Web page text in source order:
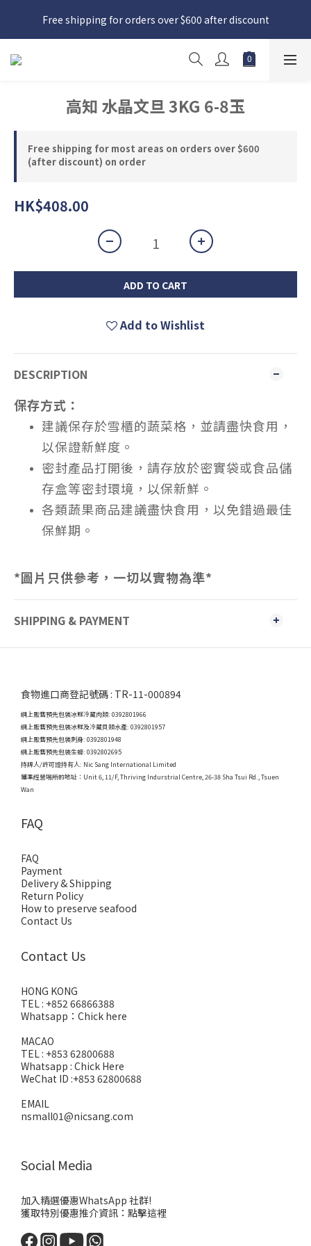
日本接近假期，貨源較不穩定；如想在 8 月 11 日至 8 月 15 日收
貨，請務必於 8 月 10 日前落單
Free shipping for orders over $600 after discount
日本接近假期，貨源較不穩定；如想在 8 月 11 日至 8 月 15 日收
貨，請務必於 8 月 10 日前落單
高知 水晶文旦 3KG 6-8玉
Free shipping for most areas on orders over $600
(after discount) on order
HK$408.00
ADD TO CART
Add to Wishlist
DESCRIPTION
保存方式：
建議保存於雪櫃的蔬菜格，並請盡快食用，
以保證新鮮度。
密封產品打開後，請存放於密實袋或食品儲
存盒等密封環境，以保新鮮。
各類蔬果商品建議盡快食用，以免錯過最佳
保鮮期。
*圖片只供參考，一切以實物為準*
SHIPPING & PAYMENT
食物進口商登記號碼 : TR-11-000894
網上販售預先包裝冰鮮冷藏肉類: 0392801966
網上販售預先包裝冰鮮及冷藏貝類水產: 0392801957
網上販售預先包裝刺身: 0392801948
網上販售預先包裝生蠔: 0392802695
持牌人/許可證持有人: Nic Sang International Limited
獲準經營場所的地址： Unit 6, 11/F, Thriving Indurstrial Centre, 26-38 Sha Tsui Rd., Tsuen
Wan
FAQ
FAQ
Payment
Delivery & Shipping
Return Policy
How to preserve seafood
Contact Us
Contact Us
HONG KONG
TEL : +852 66866388
Whatsapp： Chick here
MACAO
TEL : +853 62800688
Whatsapp : Chick Here
WeChat ID :+853 62800688
EMAIL
nsmall01@nicsang.com
Social Media
加入精選優惠WhatsApp 社群!
獲取特別優惠推介資訊： 點擊這裡